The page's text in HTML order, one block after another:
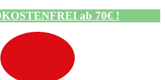
ab 70€ !